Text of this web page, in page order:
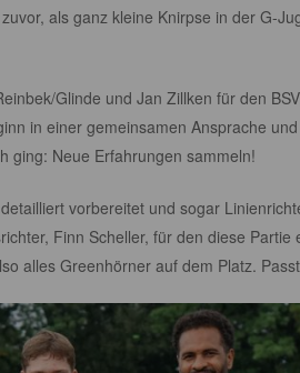
als ganz kleine Knirpse in der G-
Glinde und Jan Zillken für den
in einer gemeinsamen Ansprache
ging: Neue Erfahrungen sammeln!
vorbereitet und sogar
Finn Scheller, für den diese Partie
alles Greenhörner auf dem Platz.